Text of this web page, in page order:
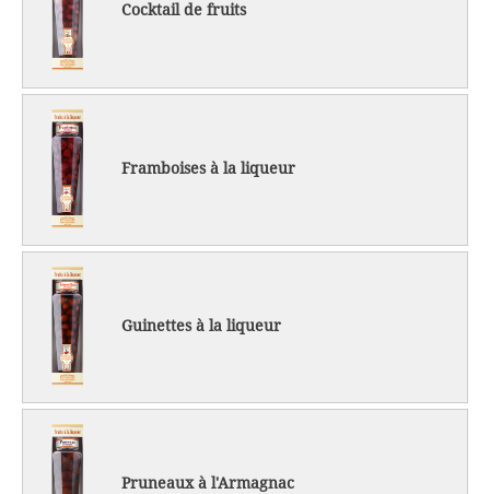
Cocktail de fruits
Framboises à la liqueur
Guinettes à la liqueur
Pruneaux à l'Armagnac